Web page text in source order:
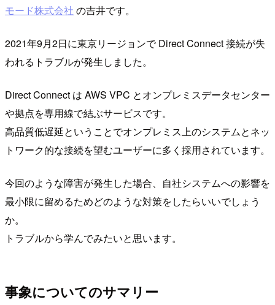
モード株式会社 の吉井です。
2021年9月2日に東京リージョンで Direct Connect 接続が失
われるトラブルが発生しました。
Direct Connect は AWS VPC とオンプレミスデータセンター
や拠点を専用線で結ぶサービスです。
高品質低遅延ということでオンプレミス上のシステムとネッ
トワーク的な接続を望むユーザーに多く採用されています。
今回のような障害が発生した場合、自社システムへの影響を
最小限に留めるためどのような対策をしたらいいでしょう
か。
トラブルから学んでみたいと思います。
事象についてのサマリー